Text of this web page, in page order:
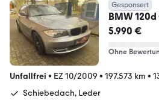
Gesponsert
BMW
18Zoll!!!
5.990 €
Ohne
Unfallfrei • EZ 10/2009 • 197.573 km •
Schiebedach, Leder